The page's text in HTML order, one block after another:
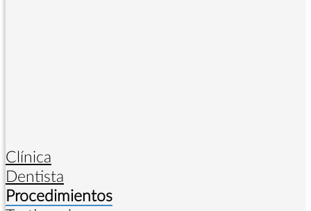
Clínica
Dentista
Procedimientos